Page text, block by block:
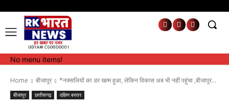
No menu items!
Home बीजापुर *नक्सलियों का डर खत्म हुआ, लेकिन विकास अब भी नहीं पहुंचा ,बीजापुर...
बीजापुर छत्तीसगढ़ दक्षिण बस्तर